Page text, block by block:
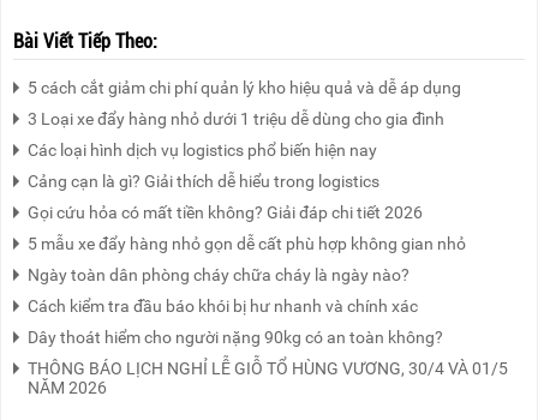
Bài Viết Tiếp Theo:
5 cách cắt giảm chi phí quản lý kho hiệu quả và dễ áp dụng
3 Loại xe đẩy hàng nhỏ dưới 1 triệu dễ dùng cho gia đình
Các loại hình dịch vụ logistics phổ biến hiện nay
Cảng cạn là gì? Giải thích dễ hiểu trong logistics
Gọi cứu hỏa có mất tiền không? Giải đáp chi tiết 2026
5 mẫu xe đẩy hàng nhỏ gọn dễ cất phù hợp không gian nhỏ
Ngày toàn dân phòng cháy chữa cháy là ngày nào?
Cách kiểm tra đầu báo khói bị hư nhanh và chính xác
Dây thoát hiểm cho người nặng 90kg có an toàn không?
THÔNG BÁO LỊCH NGHỈ LỄ GIỖ TỔ HÙNG VƯƠNG, 30/4 VÀ 01/5
NĂM 2026